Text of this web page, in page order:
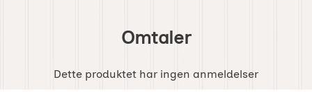
Omtaler
Dette produktet har ingen anmeldelser